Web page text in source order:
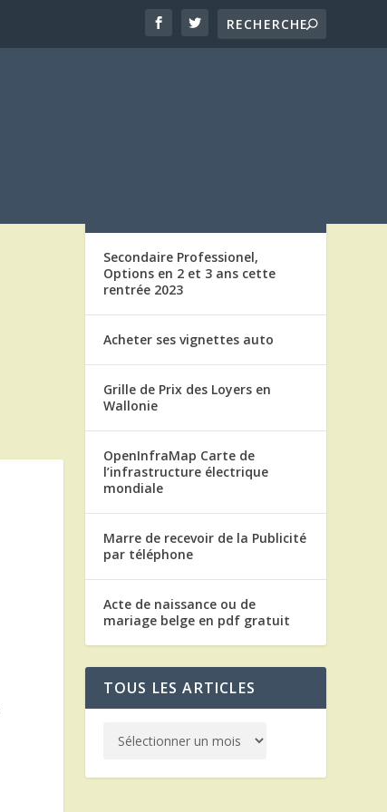
Secondaire Professionel,
Options en 2 et 3 ans cette
rentrée 2023
Acheter ses vignettes auto
Grille de Prix des Loyers en
Wallonie
OpenInfraMap Carte de
l’infrastructure électrique
mondiale
Marre de recevoir de la Publicité
par téléphone
Acte de naissance ou de
mariage belge en pdf gratuit
TOUS LES ARTICLES